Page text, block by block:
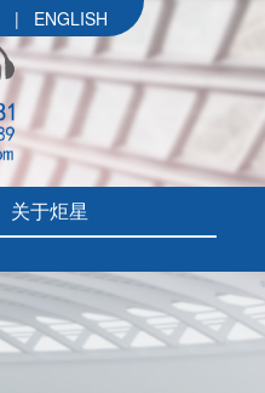
| ENGLISH
关于炬星